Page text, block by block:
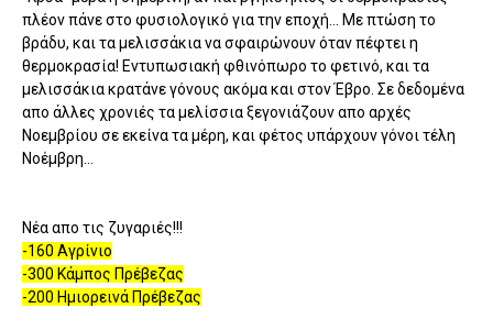
πλέον πάνε στο φυσιολογικό για την εποχή... Με πτώση το
βράδυ, και τα μελισσάκια να σφαιρώνουν όταν πέφτει η
θερμοκρασία! Εντυπωσιακή φθινόπωρο το φετινό, και τα
μελισσάκια κρατάνε γόνους ακόμα και στον Έβρο. Σε δεδομένα
απο άλλες χρονιές τα μελίσσια ξεγονιάζουν απο αρχές
Νοεμβρίου σε εκείνα τα μέρη, και φέτος υπάρχουν γόνοι τέλη
Νοέμβρη...
Νέα απο τις ζυγαριές!!!
-160 Αγρίνιο
-300 Κάμπος Πρέβεζας
-200 Ημιορεινά Πρέβεζας